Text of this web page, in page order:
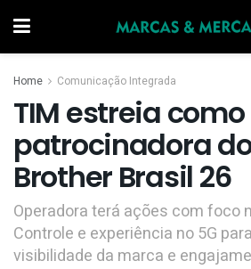
Home Comunicação Integrada
TIM estreia como
patrocinadora
Brother Brasil 26
Operadora terá ações com foco
Controle e experiência no 5G
visibilidade da marca e